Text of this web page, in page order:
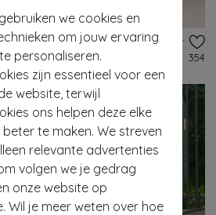
we cookies en
om jouw ervaring
personaliseren.
zijn essentieel voor een
website, terwijl
ons helpen deze elke
te maken. We streven
relevante advertenties
volgen we je gedrag
onze website op
Wil je meer weten over hoe
GLAMOUR BUNNY BUSINESS BABE
Starlet Travel Fishtail rok in zwart
370
VINTAGE CHIC FOR TOPVINTAGE
354